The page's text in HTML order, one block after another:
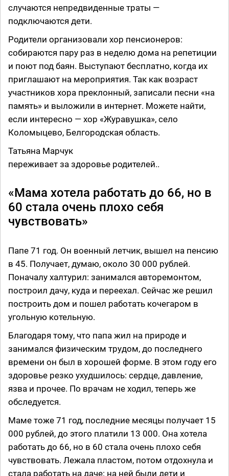
случаются непредвиденные траты —
подключаются дети.
Родители организовали хор пенсионеров:
собираются пару раз в неделю дома на репетиции
и поют под баян. Выступают бесплатно, когда их
приглашают на мероприятия. Так как возраст
участников хора преклонный, записали песни «на
память» и выложили в интернет. Можете найти,
если интересно — хор «Журавушка», село
Коломыцево, Белгородская область.
Татьяна Марчук
переживает за здоровье родителей..
«Мама хотела работать до 66, но в
60 стала очень плохо себя
чувствовать»
Папе 71 год. Он военный летчик, вышел на пенсию
в 45. Получает, думаю, около 30 000 рублей.
Поначалу халтурил: занимался авторемонтом,
построил дачу, куда и переехал. Сейчас же решил
построить дом и пошел работать кочегаром в
угольную котельную.
Благодаря тому, что папа жил на природе и
занимался физическим трудом, до последнего
времени он был в хорошей форме. В этом году его
здоровье резко ухудшилось: сердце, давление,
язва и прочее. По врачам не ходил, теперь же
обследуется.
Маме тоже 71 год, последние месяцы получает 15
000 рублей, до этого платили 13 000. Она хотела
работать до 66, но в 60 стала очень плохо себя
чувствовать. Лежала пластом, потом отдохнула и
стала работать на даче: на ней были дети и